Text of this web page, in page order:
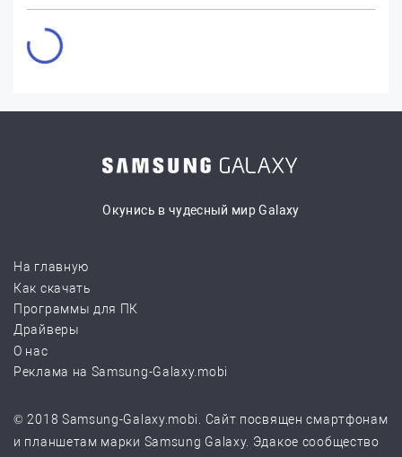
Окунись в чудесный мир Galaxy
На главную
Как скачать
Программы для ПК
Драйверы
О нас
Реклама на Samsung-Galaxy.mobi
© 2018 Samsung-Galaxy.mobi. Сайт посвящен смартфонам
и планшетам марки Samsung Galaxy. Эдакое сообщество